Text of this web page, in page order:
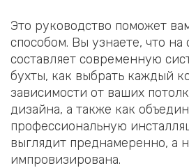
Это руководство поможет
способом. Вы узнаете, что на
составляет современную
бухты, как выбрать каждый
зависимости от ваших
дизайна, а также как
профессиональную
выглядит преднамеренно, а
импровизирована.